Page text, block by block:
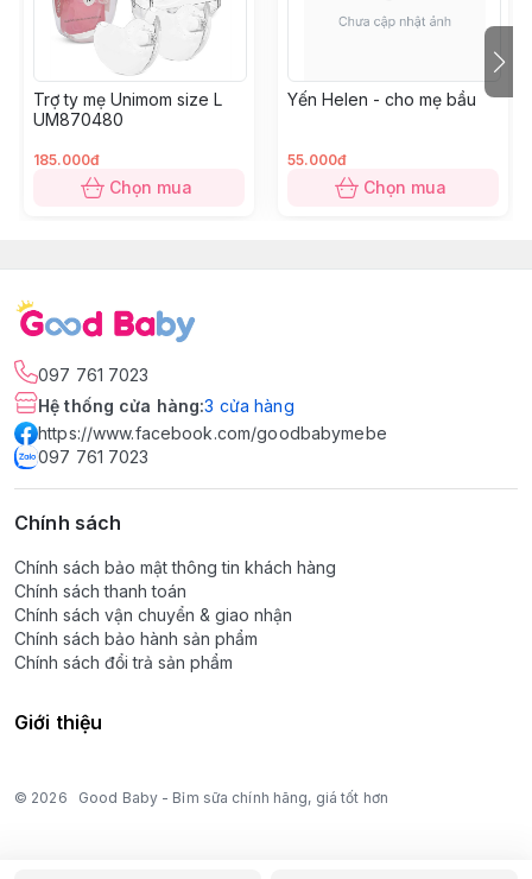
Trợ ty mẹ Unimom size L
UM870480
185.000đ
Chọn mua
Yến Helen - cho mẹ bầu
55.000đ
Chọn mua
097 761 7023
Hệ thống cửa hàng:3 cửa hàng
https://www.facebook.com/goodbabymebe
097 761 7023
Chính sách
Chính sách bảo mật thông tin khách hàng
Chính sách thanh toán
Chính sách vận chuyển & giao nhận
Chính sách bảo hành sản phẩm
Chính sách đổi trả sản phẩm
Giới thiệu
© 2026 Good Baby - Bỉm sữa chính hãng, giá tốt hơn